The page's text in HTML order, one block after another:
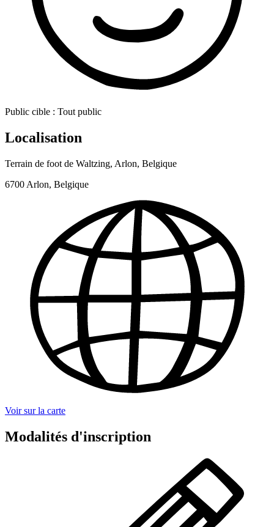
Public cible : Tout public
Localisation
Terrain de foot de Waltzing, Arlon, Belgique
6700 Arlon, Belgique
Voir sur la carte
Modalités d'inscription